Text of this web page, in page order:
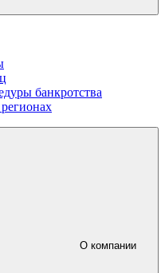
банкротства
О компании